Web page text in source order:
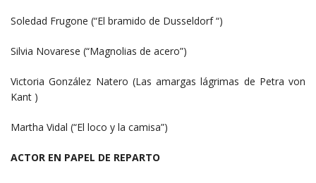
Soledad Frugone (“El bramido de Dusseldorf “)
Silvia Novarese (“Magnolias de acero”)
Victoria González Natero (Las amargas lágrimas de Petra von
Kant )
Martha Vidal (“El loco y la camisa”)
ACTOR EN PAPEL DE REPARTO